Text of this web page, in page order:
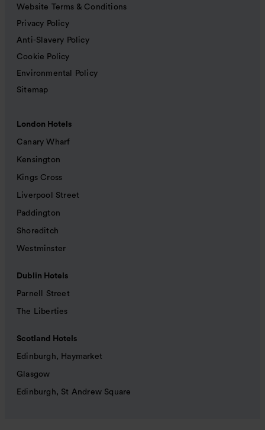
Website Terms & Conditions
Privacy Policy
Anti-Slavery Policy
Cookie Policy
Environmental Policy
Sitemap
London Hotels
Canary Wharf
Kensington
Kings Cross
Liverpool Street
Paddington
Shoreditch
Westminster
Dublin Hotels
Parnell Street
The Liberties
Scotland Hotels
Edinburgh, Haymarket
Glasgow
Edinburgh, St Andrew Square